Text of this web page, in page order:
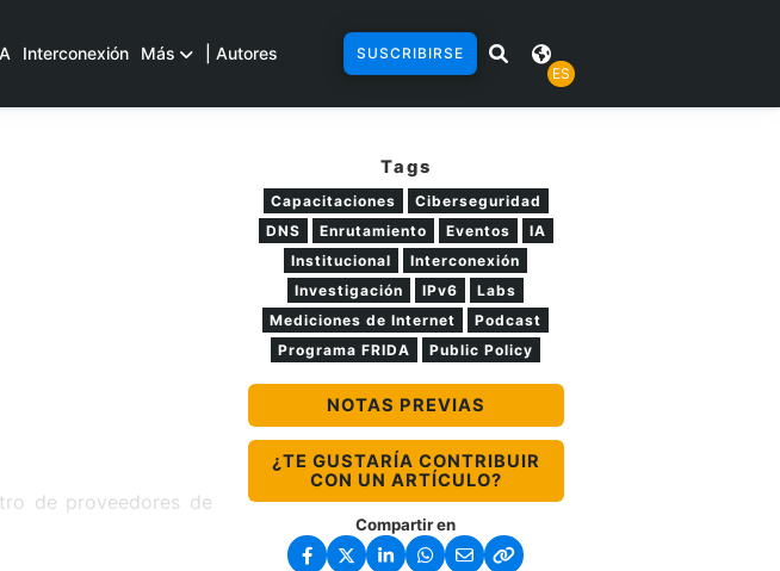
Interconexión Más | Autores
SUSCRIBIRSE
ES
de proveedores de
Tags
Capacitaciones
Ciberseguridad
DNS
Enrutamiento Eventos
IA
Institucional
Interconexión
Investigación
IPv6
Labs
Mediciones de Internet
Podcast
Programa FRIDA
Public Policy
NOTAS PREVIAS
¿TE GUSTARÍA CONTRIBUIR
CON UN ARTÍCULO?
Compartir en